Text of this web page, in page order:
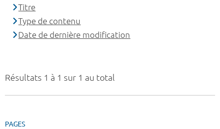
Résultats 1 à 1 sur 1 au total
PAGES
Titre
Type de contenu
Date de dernière modification